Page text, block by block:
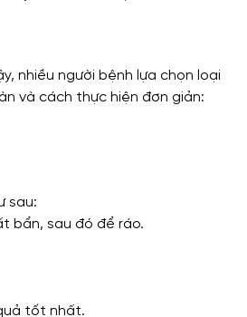
nhiều người bệnh lựa chọn loại
và cách thực hiện đơn giản:
sau:
bẩn, sau đó để ráo.
tốt nhất.